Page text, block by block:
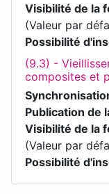
Visibilité de la
(Valeur par
Possibilité
(9.3) -
composites et
Publication de
Visibilité de la
(Valeur par
Possibilité